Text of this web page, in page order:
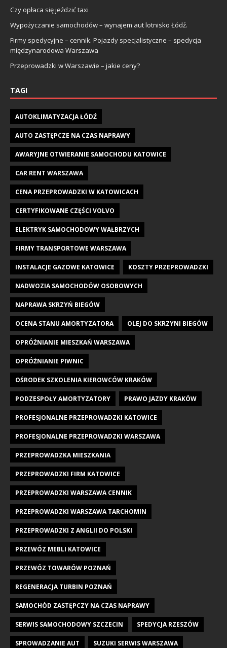
Czy opłaca się jeździć taxi
Wypożyczanie samochodów – wynajem aut lotnisko Łódź.
Firmy spedycyjne – cennik. Pojazdy specjalistyczne – spedycja
międzynarodowa Warszawa
Przeprowadzki w Warszawie – jakie ceny?
TAGI
AUTOKLIMATYZACJA ŁÓDŹ
AUTO ZASTĘPCZE NA CZAS NAPRAWY
AWARYJNE OTWIERANIE SAMOCHODU KATOWICE
CAR RENT WARSZAWA
CENA PRZEPROWADZKI W KATOWICACH
CERTYFIKOWANE CZĘŚCI VOLVO
ELEKTRYK SAMOCHODOWY WAŁBRZYCH
FIRMY TRANSPORTOWE WARSZAWA
INSTALACJE GAZOWE KATOWICE KOSZTY PRZEPROWADZKI
NADWOZIA SAMOCHODÓW OSOBOWYCH
NAPRAWA SKRZYŃ BIEGÓW
OCENA STANU AMORTYZATORA OLEJ DO SKRZYNI BIEGÓW
OPRÓŻNIANIE MIESZKAŃ WARSZAWA
OPRÓŻNIANIE PIWNIC
OŚRODEK SZKOLENIA KIEROWCÓW KRAKÓW
PODZESPOŁY AMORTYZATORY PRAWO JAZDY KRAKÓW
PROFESJONALNE PRZEPROWADZKI KATOWICE
PROFESJONALNE PRZEPROWADZKI WARSZAWA
PRZEPROWADZKA MIESZKANIA
PRZEPROWADZKI FIRM KATOWICE
PRZEPROWADZKI WARSZAWA CENNIK
PRZEPROWADZKI WARSZAWA TARCHOMIN
PRZEPROWADZKI Z ANGLII DO POLSKI
PRZEWÓZ MEBLI KATOWICE
PRZEWÓZ TOWARÓW POZNAŃ
REGENERACJA TURBIN POZNAŃ
SAMOCHÓD ZASTĘPCZY NA CZAS NAPRAWY
SERWIS SAMOCHODOWY SZCZECIN SPEDYCJA RZESZÓW
SPROWADZANIE AUT SUZUKI SERWIS WARSZAWA